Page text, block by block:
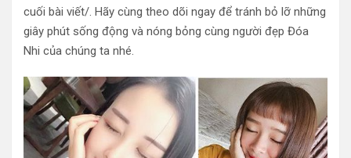
cuối bài viết/. Hãy cùng theo dõi ngay để tránh bỏ lỡ những
giây phút sống động và nóng bỏng cùng người đẹp Đóa
Nhi của chúng ta nhé.